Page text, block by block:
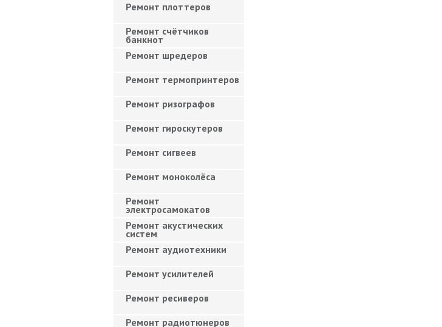
Ремонт плоттеров
Ремонт счётчиков
банкнот
Ремонт шредеров
Ремонт термопринтеров
Ремонт ризографов
Ремонт гироскутеров
Ремонт сигвеев
Ремонт моноколёса
Ремонт
электросамокатов
Ремонт акустических
систем
Ремонт аудиотехники
Ремонт усилителей
Ремонт ресиверов
Ремонт радиотюнеров